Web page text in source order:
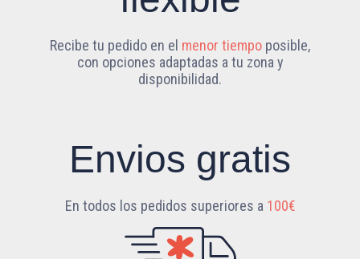
Recibe tu pedido en el menor tiempo posible,
con opciones adaptadas a tu zona y
disponibilidad.
Envios gratis
En todos los pedidos superiores a 100€